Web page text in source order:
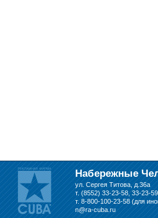
Набережные
ул. Сергея Титова, д.36а
т. (8552) 33-23-58, 33-23-
т. 8-800-100-23-58 (для
n@ra-cuba.ru